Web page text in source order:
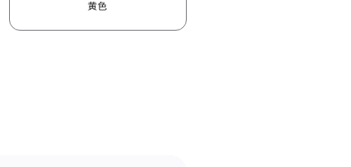
黄色